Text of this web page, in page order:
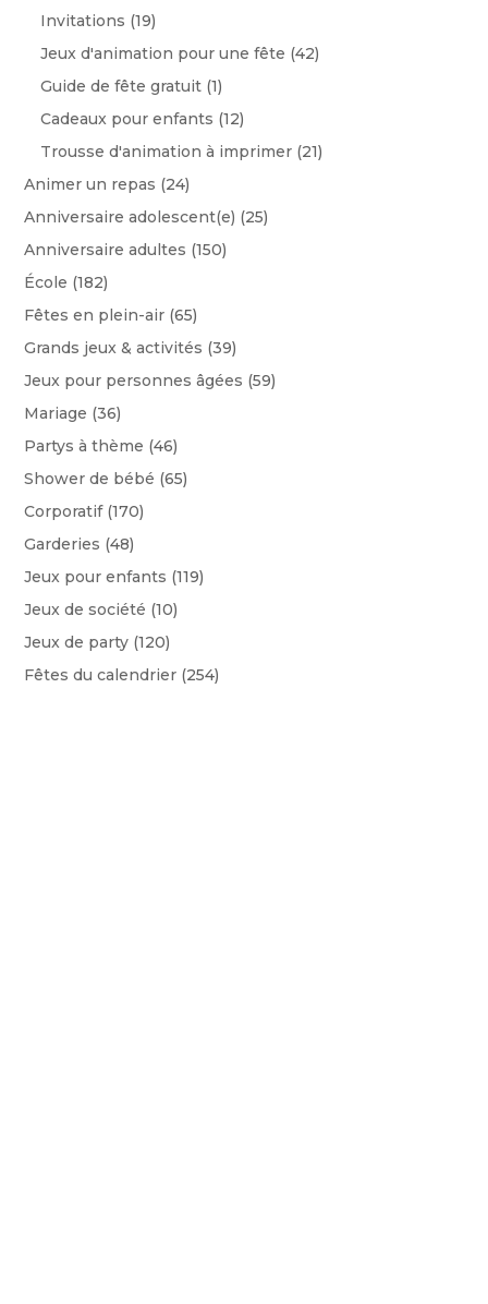
Invitations (19)
Jeux d'animation pour une fête (42)
Guide de fête gratuit (1)
Cadeaux pour enfants (12)
Trousse d'animation à imprimer (21)
Animer un repas (24)
Anniversaire adolescent(e) (25)
Anniversaire adultes (150)
École (182)
Fêtes en plein-air (65)
Grands jeux & activités (39)
Jeux pour personnes âgées (59)
Mariage (36)
Partys à thème (46)
Shower de bébé (65)
Corporatif (170)
Garderies (48)
Jeux pour enfants (119)
Jeux de société (10)
Jeux de party (120)
Fêtes du calendrier (254)